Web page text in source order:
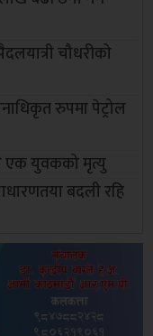
चौधरीको
रुपमा पेट्रोल
एक युवकको मृत्यु
बदली रहि